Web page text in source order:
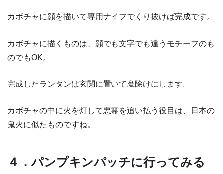
カボチャに顔を描いて専用ナイフでくり抜けば完成です。
カボチャに描くものは、顔でも文字でも違うモチーフのも
のでもOK。
完成したランタンは玄関に置いて魔除けにします。
カボチャの中に火を灯して悪霊を追い払う役目は、日本の
鬼火に似たものですね。
４．パンプキンパッチに行ってみる